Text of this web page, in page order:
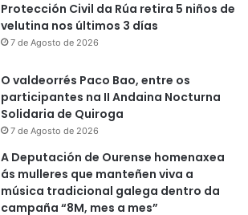
Protección Civil da Rúa retira 5 niños de
velutina nos últimos 3 días
7 de Agosto de 2026
O valdeorrés Paco Bao, entre os
participantes na II Andaina Nocturna
Solidaria de Quiroga
7 de Agosto de 2026
A Deputación de Ourense homenaxea
ás mulleres que manteñen viva a
música tradicional galega dentro da
campaña “8M, mes a mes”